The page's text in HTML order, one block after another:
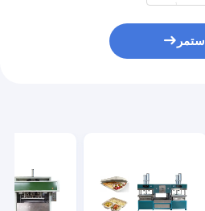
استمر